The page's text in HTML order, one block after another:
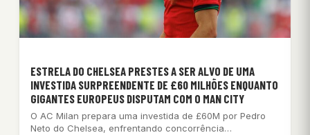
ESTRELA DO CHELSEA PRESTES A SER ALVO DE UMA
INVESTIDA SURPREENDENTE DE £60 MILHÕES ENQUANTO
GIGANTES EUROPEUS DISPUTAM COM O MAN CITY
O AC Milan prepara uma investida de £60M por Pedro
Neto do Chelsea, enfrentando concorrência…